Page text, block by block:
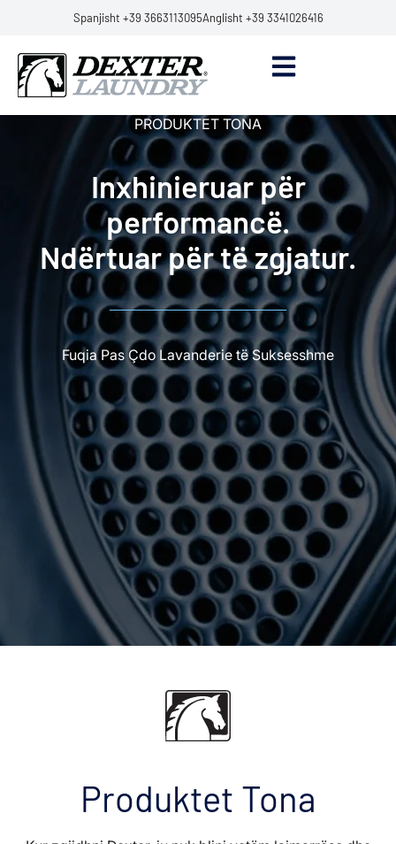
Spanjisht +39 3663113095Anglisht +39 3341026416
PRODUKTET TONA
Inxhinieruar për
performancë.
Ndërtuar për të zgjatur.
Fuqia Pas Çdo Lavanderie të Suksesshme
Produktet Tona